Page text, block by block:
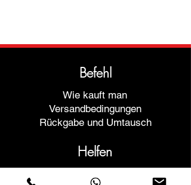
Befehl
Wie kauft man
Versandbedingungen
Rückgabe und Umtausch
Helfen